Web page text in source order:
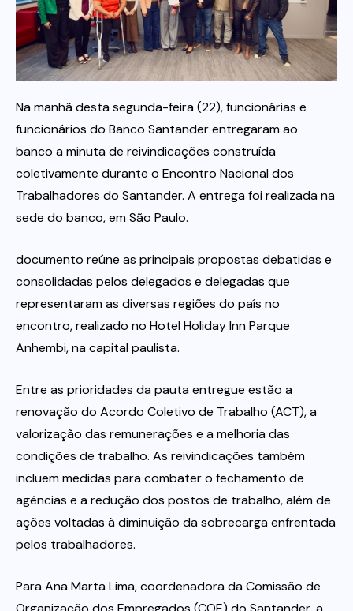
Itau
Na manhã desta segunda-feira (22), funcionárias e
funcionários do Banco Santander entregaram ao
banco a minuta de reivindicações construída
coletivamente durante o Encontro Nacional dos
Trabalhadores do Santander. A entrega foi realizada na
sede do banco, em São Paulo.
documento reúne as principais propostas debatidas e
consolidadas pelos delegados e delegadas que
representaram as diversas regiões do país no
encontro, realizado no Hotel Holiday Inn Parque
Anhembi, na capital paulista.
Entre as prioridades da pauta entregue estão a
renovação do Acordo Coletivo de Trabalho (ACT), a
valorização das remunerações e a melhoria das
condições de trabalho. As reivindicações também
incluem medidas para combater o fechamento de
agências e a redução dos postos de trabalho, além de
ações voltadas à diminuição da sobrecarga enfrentada
pelos trabalhadores.
Para Ana Marta Lima, coordenadora da Comissão de